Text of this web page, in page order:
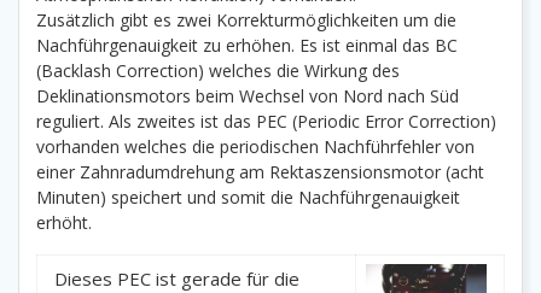
Zusätzlich gibt es zwei Korrekturmöglichkeiten um die
Nachführgenauigkeit zu erhöhen. Es ist einmal das BC
(Backlash Correction) welches die Wirkung des
Deklinationsmotors beim Wechsel von Nord nach Süd
reguliert. Als zweites ist das PEC (Periodic Error Correction)
vorhanden welches die periodischen Nachführfehler von
einer Zahnradumdrehung am Rektaszensionsmotor (acht
Minuten) speichert und somit die Nachführgenauigkeit
erhöht.
Dieses PEC ist gerade für die